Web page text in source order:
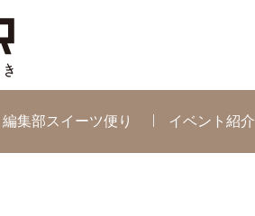
編集部スイーツ便り イベント紹介